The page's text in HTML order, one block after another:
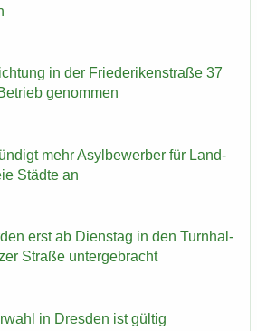
in der Frie­de­ri­ken­stra­ße 37
ge­nom­men
mehr Asyl­be­wer­ber für Land­
Städ­te an
erst ab Diens­tag in den Turn­hal­
Stra­ße un­ter­ge­bracht
in Dres­den ist gül­tig